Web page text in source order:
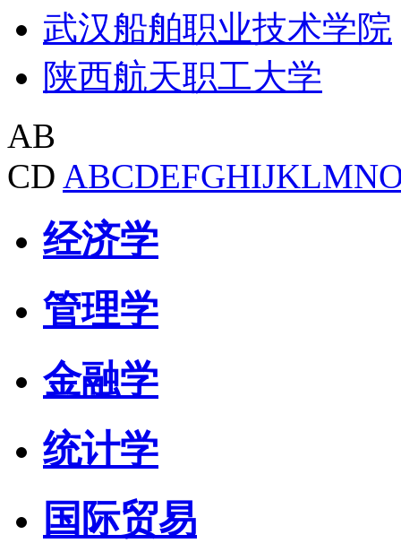
武汉船舶职业技术学院
陕西航天职工大学
AB
CD ABCDEFGHIJKLMN
经济学
管理学
金融学
统计学
国际贸易